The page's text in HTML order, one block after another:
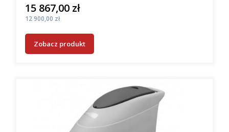
Cena
15 867,00 zł
Cena
12 900,00 zł
Zobacz produkt